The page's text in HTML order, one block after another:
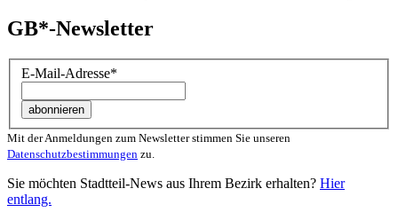
GB*-Newsletter
E-Mail-Adresse*
Mit der Anmeldungen zum Newsletter stimmen Sie unseren
Datenschutzbestimmungen zu.
Sie möchten Stadtteil-News aus Ihrem Bezirk erhalten? Hier
entlang.